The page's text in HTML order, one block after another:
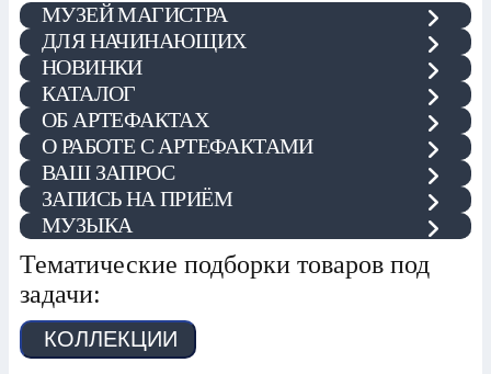
МУЗЕЙ МАГИСТРА
ДЛЯ НАЧИНАЮЩИХ
НОВИНКИ
КАТАЛОГ
ОБ АРТЕФАКТАХ
О РАБОТЕ С АРТЕФАКТАМИ
ВАШ ЗАПРОС
ЗАПИСЬ НА ПРИЁМ
МУЗЫКА
Тематические подборки товаров под
задачи:
КОЛЛЕКЦИИ